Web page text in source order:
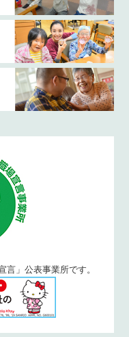
言」公表事業所です。